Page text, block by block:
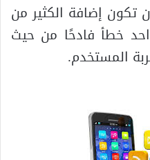
إضافة الكثير من
خطأ فادحًا من حيث
المستخدم.